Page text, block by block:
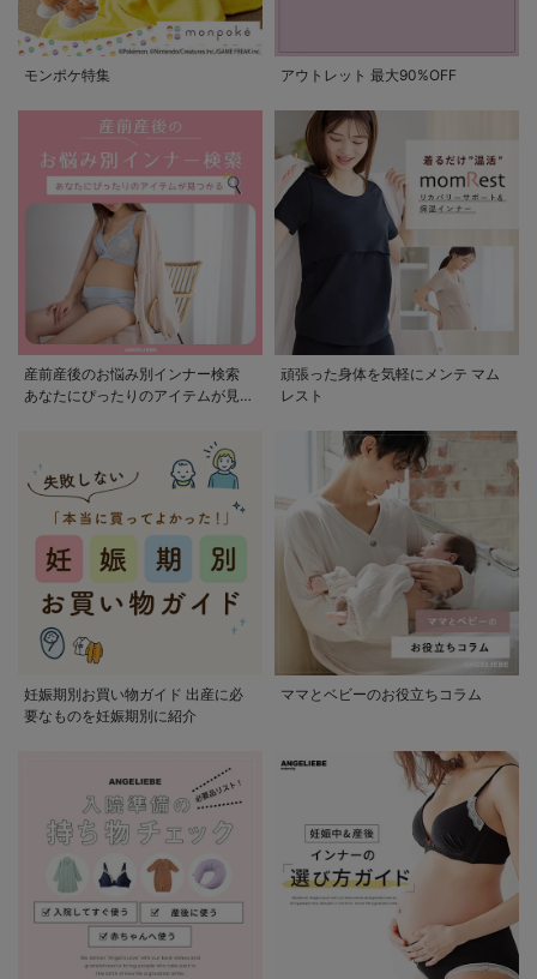
モンポケ特集 アウトレット 最大90%OFF
産前産後のお悩み別インナー検索
あなたにぴったりのアイテムが見つ
頑張った身体を気軽にメンテ マム
レスト
妊娠期別お買い物ガイド 出産に必
要なものを妊娠期別に紹介
ママとベビーのお役立ちコラム